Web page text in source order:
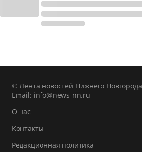
© Лента новостей Нижнего Новгорода
Email: info@news-nn.ru
О нас
Контакты
Редакционная политика